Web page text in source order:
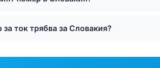
за ток трябва за Словакия?